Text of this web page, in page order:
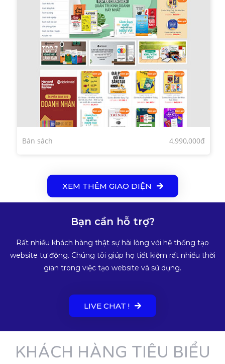
Bán sách 4,990,000đ
XEM THÊM GIAO DIỆN
Bạn cần hỗ trợ?
Rất nhiều khách hàng thật sự hài lòng với hệ thống tạo
website tự động. Chúng tôi giúp họ tiết kiệm rất nhiều thời
gian trong việc tạo website và sử dụng.
LIVE CHAT !
KHÁCH HÀNG TIÊU BIỂU